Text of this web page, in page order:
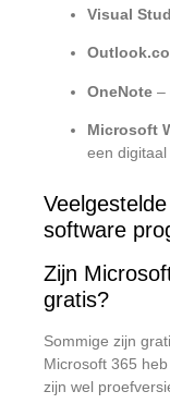
Visual
OneNote –
Microsoft
een digitaal
software
Zijn
gratis?
Sommige zijn
Microsoft 365
zijn wel